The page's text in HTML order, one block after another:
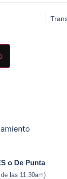
o De Punta
las 11.30am)